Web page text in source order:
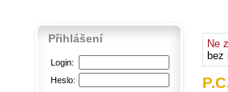
Ne
bez
Přihlášení
Login:
Heslo: